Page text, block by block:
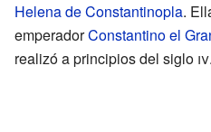
Helena de Constantinopla.
emperadorConstantino el
realizó a principios del siglo iv.